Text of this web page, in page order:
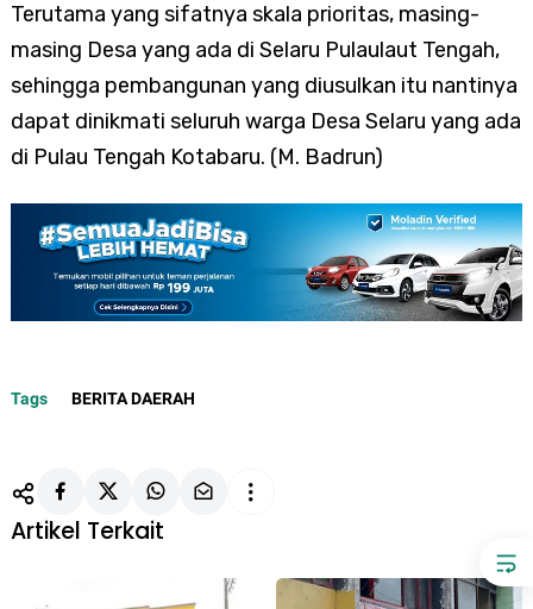
Terutama yang sifatnya skala prioritas, masing-
masing Desa yang ada di Selaru Pulaulaut Tengah,
sehingga pembangunan yang diusulkan itu nantinya
dapat dinikmati seluruh warga Desa Selaru yang ada
di Pulau Tengah Kotabaru. (M. Badrun)
Tags BERITA DAERAH
Artikel Terkait